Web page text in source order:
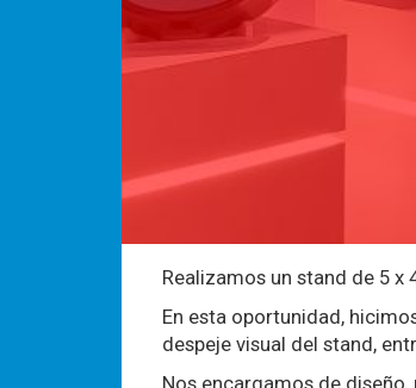
Realizamos un stand de 5 x
En esta oportunidad,
despeje visual del stand,
Nos encargamos de